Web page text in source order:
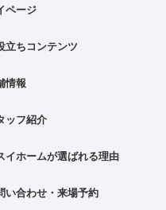
ページ
立ちコンテンツ
情報
ッフ紹介
イホームが選ばれる理由
い合わせ・来場予約